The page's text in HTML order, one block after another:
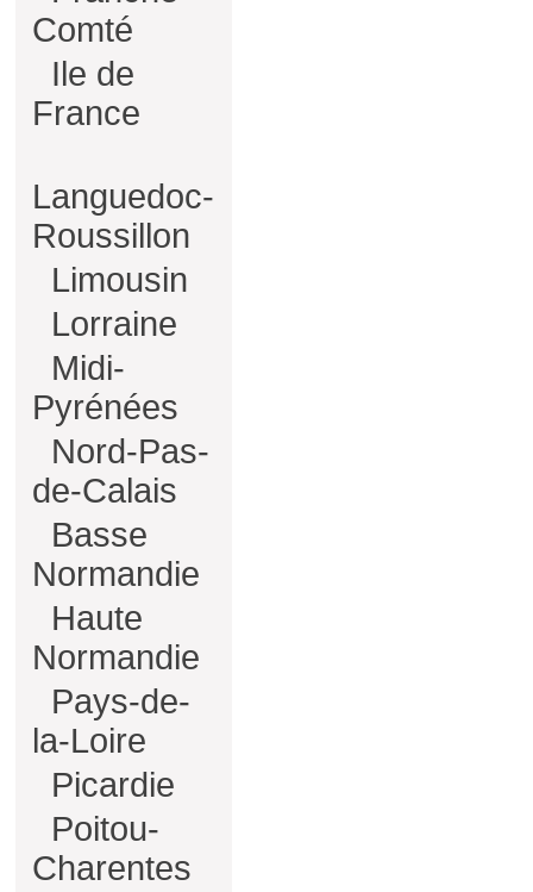
Comté
Ile de
France
Languedoc-
Roussillon
Limousin
Lorraine
Midi-
Pyrénées
Nord-Pas-
de-Calais
Basse
Normandie
Haute
Normandie
Pays-de-
la-Loire
Picardie
Poitou-
Charentes